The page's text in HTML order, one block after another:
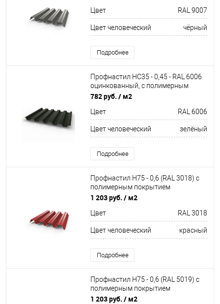
Цвет RAL 9007
Цвет человеческий чёрный
Подробнее
Профнастил НС35 - 0,45 - RAL 6006
оцинкованный, с полимерным
покрытием (Полиэстер)
782 руб. / м2
Цвет RAL 6006
Цвет человеческий зелёный
Подробнее
Профнастил Н75 - 0,6 (RAL 3018) с
полимерным покрытием
(полиэстер)
1 203 руб. / м2
Цвет RAL 3018
Цвет человеческий красный
Подробнее
Профнастил Н75 - 0,6 (RAL 5019) с
полимерным покрытием
(полиэстер)
1 203 руб. / м2